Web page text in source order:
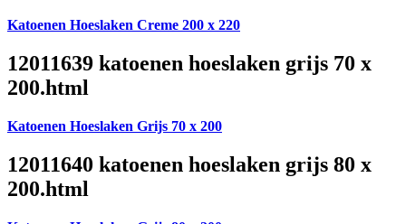
Katoenen Hoeslaken Creme 200 x 220
12011639 katoenen hoeslaken grijs 70 x
200.html
Katoenen Hoeslaken Grijs 70 x 200
12011640 katoenen hoeslaken grijs 80 x
200.html